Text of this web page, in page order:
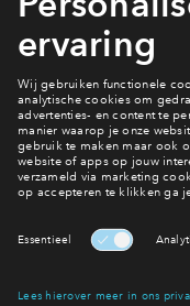
Welke wijk
Wijken
Hiermee blijf je op de